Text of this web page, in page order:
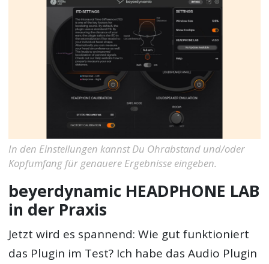
In den Einstellungen kannst Du Ohrabstand und/oder
Kopfumfang für genauere Ergebnisse eingeben.
beyerdynamic HEADPHONE LAB
in der Praxis
Jetzt wird es spannend: Wie gut funktioniert
das Plugin im Test? Ich habe das Audio Plugin